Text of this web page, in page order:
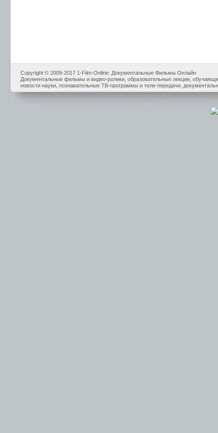
Copyright © 2009-2017 1-Film-Online: Документальные Фильмы Онлайн
Документальные фильмы и видео-ролики, образовательные лекции,
новости науки, познавательные ТВ-программы и теле-передачи,